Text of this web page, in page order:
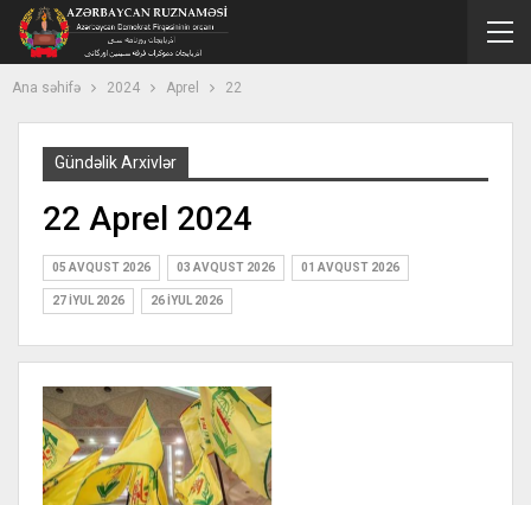
Ana səhifə 2024 Aprel 22
Gündəlik Arxivlər
22 Aprel 2024
05 AVQUST 2026 03 AVQUST 2026 01 AVQUST 2026
27 İYUL 2026 26 İYUL 2026